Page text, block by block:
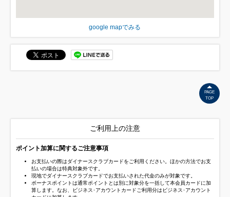
google mapでみる
PAGE
TOP
ご利用上の注意
ポイント加算に関するご注意事項
お支払いの際はダイナースクラブカードをご利用ください。ほかの方法でお支
払いの場合は特典対象外です。
現地でダイナースクラブカードでお支払いされた代金のみが対象です。
ボーナスポイントは通常ポイントとは別に対象分を一括して本会員カードに加
算します。なお、ビジネス･アカウントカードご利用分はビジネス･アカウント